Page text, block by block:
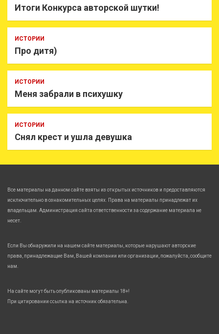
Итоги Конкурса авторской шутки!
ИСТОРИИ
Про дитя)
ИСТОРИИ
Меня забрали в психушку
ИСТОРИИ
Снял крест и ушла девушка
Все материалы на данном сайте взяты из открытых источников и предоставляются
исключительно в ознакомительных целях. Права на материалы принадлежат их
владельцам. Администрация сайта ответственности за содержание материала не
несет.
Если Вы обнаружили на нашем сайте материалы, которые нарушают авторские
права, принадлежащие Вам, Вашей компании или организации, пожалуйста, сообщите
нам.
На сайте могут быть опубликованы материалы 18+!
При цитировании ссылка на источник обязательна.